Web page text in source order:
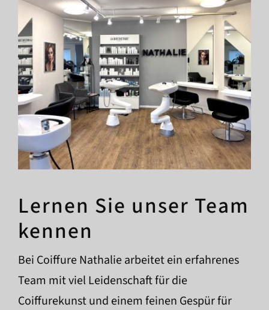
Lernen Sie unser Team
kennen
Bei Coiffure Nathalie arbeitet ein erfahrenes
Team mit viel Leidenschaft für die
Coiffurekunst und einem feinen Gespür für